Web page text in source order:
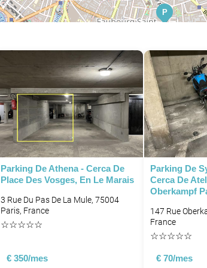
P
P
Parking De Athena - Cerca De
Place Des Vosges, En Le Marais
3 Rue Du Pas De La Mule, 75004
Paris, France
☆☆☆☆☆
€ 350/mes
Parking De
Cerca De
Oberkampf
147 Rue
France
☆☆☆☆☆
€ 70/mes